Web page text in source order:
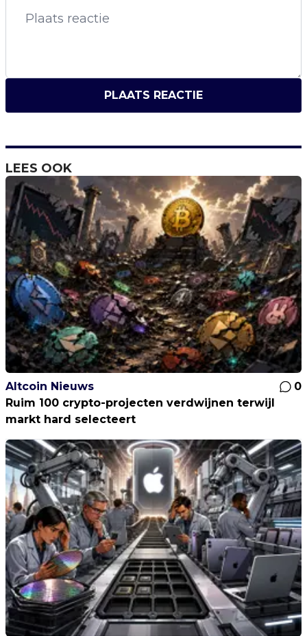
PLAATS REACTIE
LEES OOK
Altcoin Nieuws
0
Ruim 100 crypto-projecten verdwijnen terwijl
markt hard selecteert